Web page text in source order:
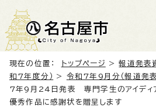
現在の位置： トップページ >報道発表
和7年度分）
> 令和7年9月分（報道発表
7年9月24日発表 専門学生のアイディア
優秀作品に感謝状を贈呈します